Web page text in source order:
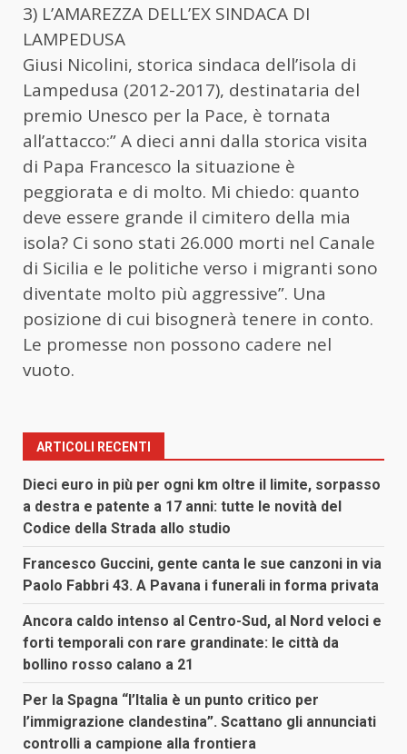
3) L’AMAREZZA DELL’EX SINDACA DI
LAMPEDUSA
Giusi Nicolini, storica sindaca dell’isola di
Lampedusa (2012-2017), destinataria del
premio Unesco per la Pace, è tornata
all’attacco:” A dieci anni dalla storica visita
di Papa Francesco la situazione è
peggiorata e di molto. Mi chiedo: quanto
deve essere grande il cimitero della mia
isola? Ci sono stati 26.000 morti nel Canale
di Sicilia e le politiche verso i migranti sono
diventate molto più aggressive”. Una
posizione di cui bisognerà tenere in conto.
Le promesse non possono cadere nel
vuoto.
ARTICOLI RECENTI
Dieci euro in più per ogni km oltre il limite, sorpasso
a destra e patente a 17 anni: tutte le novità del
Codice della Strada allo studio
Francesco Guccini, gente canta le sue canzoni in via
Paolo Fabbri 43. A Pavana i funerali in forma privata
Ancora caldo intenso al Centro-Sud, al Nord veloci e
forti temporali con rare grandinate: le città da
bollino rosso calano a 21
Per la Spagna “l’Italia è un punto critico per
l’immigrazione clandestina”. Scattano gli annunciati
controlli a campione alla frontiera